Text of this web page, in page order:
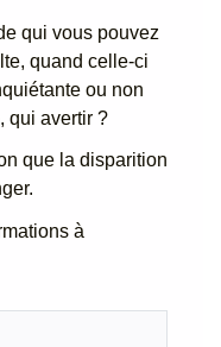
qui vous pouvez
quand celle-ci
ou non
qui avertir ?
que la disparition
à